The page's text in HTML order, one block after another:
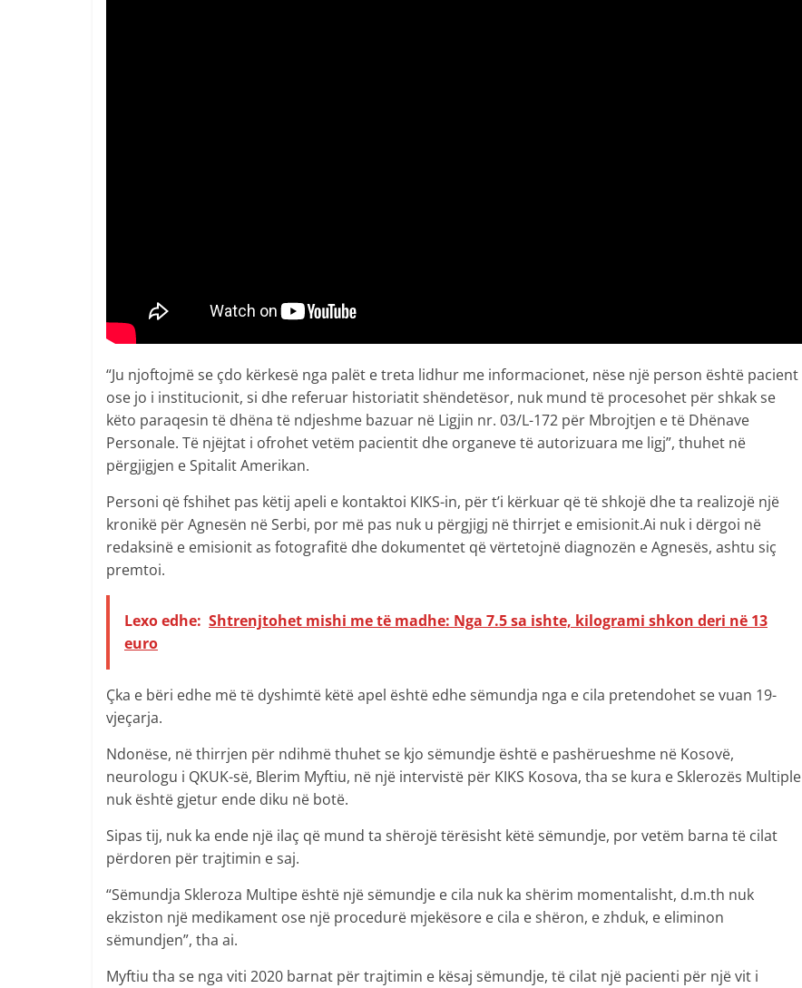
“Ju njoftojmë se çdo kërkesë nga palët e treta lidhur me informacionet, nëse një person është pacient
ose jo i institucionit, si dhe referuar historiatit shëndetësor, nuk mund të procesohet për shkak se
këto paraqesin të dhëna të ndjeshme bazuar në Ligjin nr. 03/L-172 për Mbrojtjen e të Dhënave
Personale. Të njëjtat i ofrohet vetëm pacientit dhe organeve të autorizuara me ligj”, thuhet në
përgjigjen e Spitalit Amerikan.
Personi që fshihet pas këtij apeli e kontaktoi KIKS-in, për t’i kërkuar që të shkojë dhe ta realizojë një
kronikë për Agnesën në Serbi, por më pas nuk u përgjigj në thirrjet e emisionit.Ai nuk i dërgoi në
redaksinë e emisionit as fotografitë dhe dokumentet që vërtetojnë diagnozën e Agnesës, ashtu siç
premtoi.
Lexo edhe: Shtrenjtohet mishi me të madhe: Nga 7.5 sa ishte, kilogrami shkon deri në 13
euro
Çka e bëri edhe më të dyshimtë këtë apel është edhe sëmundja nga e cila pretendohet se vuan 19-
vjeçarja.
Ndonëse, në thirrjen për ndihmë thuhet se kjo sëmundje është e pashërueshme në Kosovë,
neurologu i QKUK-së, Blerim Myftiu, në një intervistë për KIKS Kosova, tha se kura e Sklerozës Multiple
nuk është gjetur ende diku në botë.
Sipas tij, nuk ka ende një ilaç që mund ta shërojë tërësisht këtë sëmundje, por vetëm barna të cilat
përdoren për trajtimin e saj.
“Sëmundja Skleroza Multipe është një sëmundje e cila nuk ka shërim momentalisht, d.m.th nuk
ekziston një medikament ose një procedurë mjekësore e cila e shëron, e zhduk, e eliminon
sëmundjen”, tha ai.
Myftiu tha se nga viti 2020 barnat për trajtimin e kësaj sëmundje, të cilat një pacienti për një vit i